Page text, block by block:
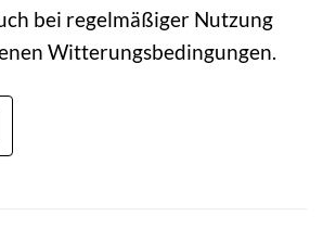
bei regelmäßiger Nutzung
Witterungsbedingungen.